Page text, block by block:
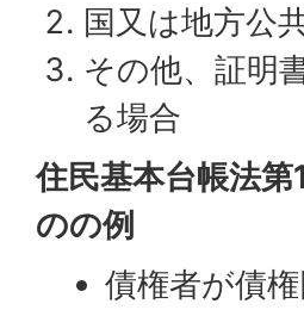
国又は地方公
その他、証明
る場合
住民基本台帳法
のの例
債権者が債